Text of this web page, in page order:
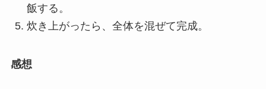
飯する。
炊き上がったら、全体を混ぜて完成。
感想